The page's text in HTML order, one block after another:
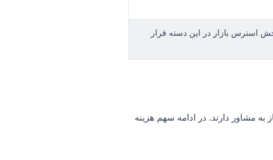
استرس بازار در این دسته قرار
مشاور دارند. در ادامه سهم هزینه